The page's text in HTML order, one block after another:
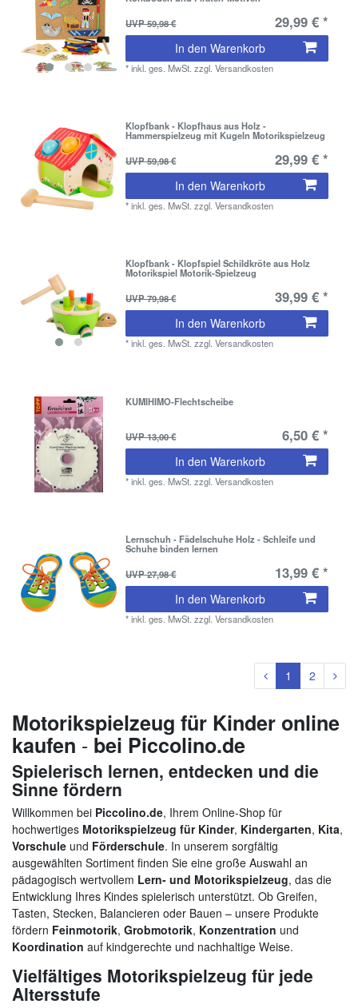
UVP 59,98 €
29,99 € *
In den Warenkorb
*inkl. ges. MwSt. zzgl.Versandkosten
Klopfbank - Klopfhaus aus Holz -
Hammerspielzeug mit Kugeln Motorikspielzeug
UVP 59,98 €
29,99 € *
In den Warenkorb
*inkl. ges. MwSt. zzgl.Versandkosten
Klopfbank - Klopfspiel Schildkröte aus Holz
Motorikspiel Motorik-Spielzeug
UVP 79,98 €
39,99 € *
In den Warenkorb
*inkl. ges. MwSt. zzgl.Versandkosten
KUMIHIMO-Flechtscheibe
UVP 13,00 € 6,50 € *
In den Warenkorb
*inkl. ges. MwSt. zzgl.Versandkosten
Lernschuh - Fädelschuhe Holz - Schleife und
Schuhe binden lernen
UVP 27,98 €
13,99 € *
In den Warenkorb
*inkl. ges. MwSt. zzgl.Versandkosten
1 2
Motorikspielzeug für Kinder online
kaufen - bei Piccolino.de
Spielerisch lernen, entdecken und die
Sinne fördern
Willkommen bei Piccolino.de, Ihrem Online-Shop für
hochwertiges Motorikspielzeug für Kinder, Kindergarten, Kita,
Vorschule und Förderschule. In unserem sorgfältig
ausgewählten Sortiment finden Sie eine große Auswahl an
pädagogisch wertvollem Lern- und Motorikspielzeug, das die
Entwicklung Ihres Kindes spielerisch unterstützt. Ob Greifen,
Tasten, Stecken, Balancieren oder Bauen – unsere Produkte
fördern Feinmotorik, Grobmotorik, Konzentration und
Koordination auf kindgerechte und nachhaltige Weise.
Vielfältiges Motorikspielzeug für jede
Altersstufe